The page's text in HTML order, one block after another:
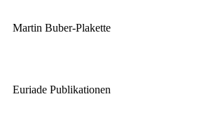
Martin Buber-Plakette
Euriade Publikationen